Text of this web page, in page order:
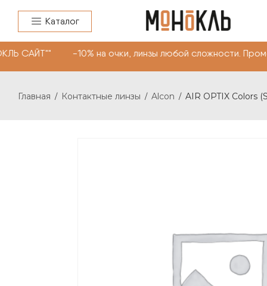
Каталог
-10% на очки, линзы любой
Главная / Контактные линзы / Alcon / AIR OPTIX Colors